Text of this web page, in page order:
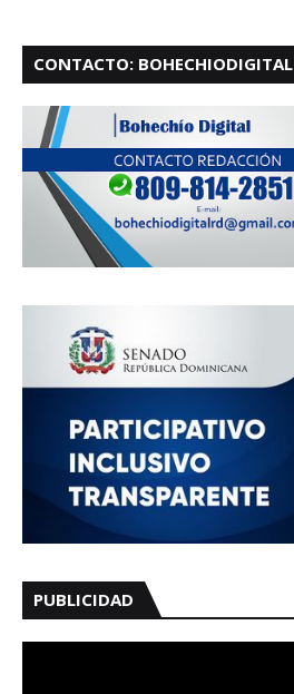
CONTACTO: BOHECHIODIGITAL
PUBLICIDAD